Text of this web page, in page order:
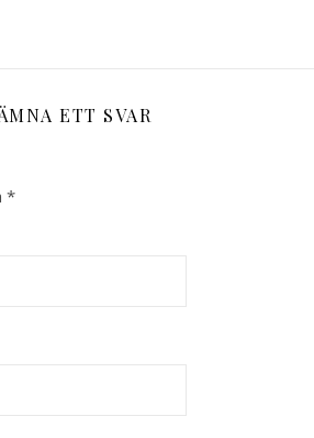
ETT SVAR
*